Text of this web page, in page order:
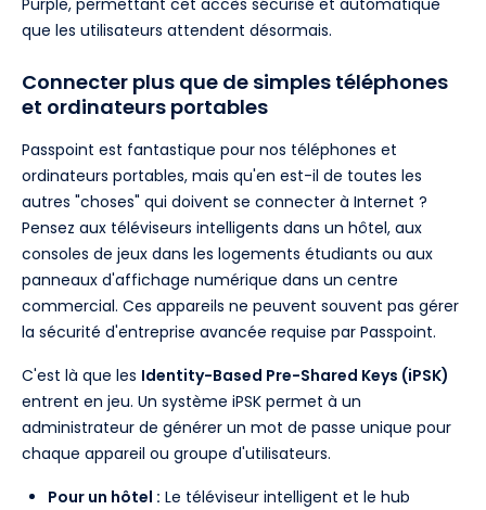
que les utilisateurs attendent désormais.
Connecter plus que de simples téléphones
et ordinateurs portables
Passpoint est fantastique pour nos téléphones et
ordinateurs portables, mais qu'en est-il de toutes les
autres "choses" qui doivent se connecter à Internet ?
Pensez aux téléviseurs intelligents dans un hôtel, aux
consoles de jeux dans les logements étudiants ou aux
panneaux d'affichage numérique dans un centre
commercial. Ces appareils ne peuvent souvent pas gérer
la sécurité d'entreprise avancée requise par Passpoint.
C'est là que les Identity-Based Pre-Shared Keys (iPSK)
entrent en jeu. Un système iPSK permet à un
administrateur de générer un mot de passe unique pour
chaque appareil ou groupe d'utilisateurs.
Pour un hôtel : Le téléviseur intelligent et le hub